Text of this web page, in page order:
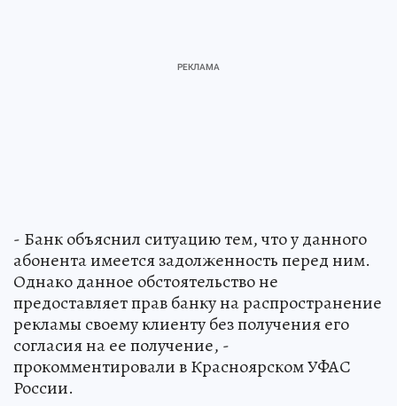
- Банк объяснил ситуацию тем, что у данного
абонента имеется задолженность перед ним.
Однако данное обстоятельство не
предоставляет прав банку на распространение
рекламы своему клиенту без получения его
согласия на ее получение, -
прокомментировали в Красноярском УФАС
России.